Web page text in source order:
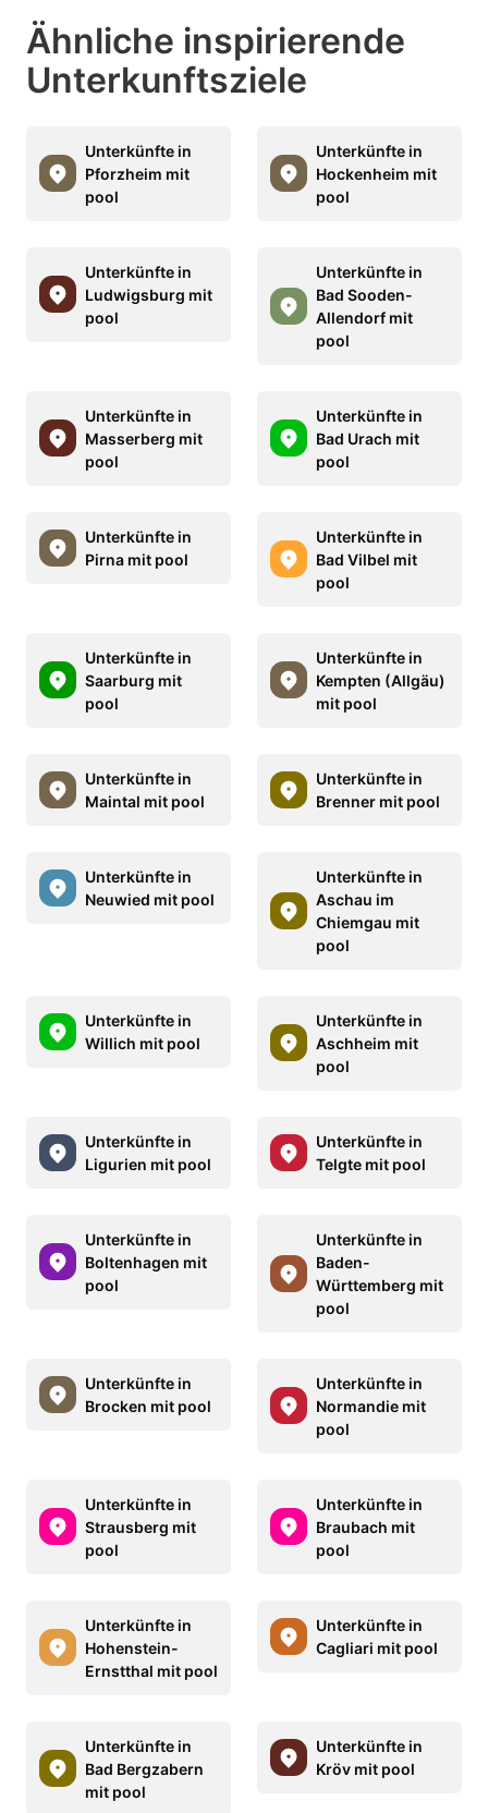
Ähnliche inspirierende
Unterkunftsziele
Unterkünfte in
Pforzheim mit
pool
Unterkünfte in
Hockenheim mit
pool
Unterkünfte in
Ludwigsburg mit
pool
Unterkünfte in
Bad Sooden-
Allendorf mit
pool
Unterkünfte in
Masserberg mit
pool
Unterkünfte in
Bad Urach mit
pool
Unterkünfte in
Pirna mit pool
Unterkünfte in
Bad Vilbel mit
pool
Unterkünfte in
Saarburg mit
pool
Unterkünfte in
Kempten (Allgäu)
mit pool
Unterkünfte in
Maintal mit pool
Unterkünfte in
Brenner mit pool
Unterkünfte in
Neuwied mit pool
Unterkünfte in
Aschau im
Chiemgau mit
pool
Unterkünfte in
Willich mit pool
Unterkünfte in
Aschheim mit
pool
Unterkünfte in
Ligurien mit pool
Unterkünfte in
Telgte mit pool
Unterkünfte in
Boltenhagen mit
pool
Unterkünfte in
Baden-
Württemberg mit
pool
Unterkünfte in
Brocken mit pool
Unterkünfte in
Normandie mit
pool
Unterkünfte in
Strausberg mit
pool
Unterkünfte in
Braubach mit
pool
Unterkünfte in
Hohenstein-
Ernstthal mit pool
Unterkünfte in
Cagliari mit pool
Unterkünfte in
Bad Bergzabern
mit pool
Unterkünfte in
Kröv mit pool